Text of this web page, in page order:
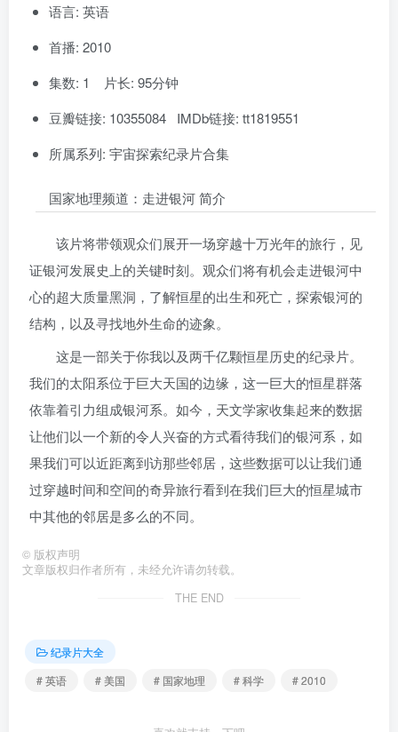
语言: 英语
首播: 2010
集数: 1 片长: 95分钟
豆瓣链接: 10355084 IMDb链接: tt1819551
所属系列: 宇宙探索纪录片合集
国家地理频道：走进银河 简介
该片将带领观众们展开一场穿越十万光年的旅行，见
证银河发展史上的关键时刻。观众们将有机会走进银河中
心的超大质量黑洞，了解恒星的出生和死亡，探索银河的
结构，以及寻找地外生命的迹象。
这是一部关于你我以及两千亿颗恒星历史的纪录片。
我们的太阳系位于巨大天国的边缘，这一巨大的恒星群落
依靠着引力组成银河系。如今，天文学家收集起来的数据
让他们以一个新的令人兴奋的方式看待我们的银河系，如
果我们可以近距离到访那些邻居，这些数据可以让我们通
过穿越时间和空间的奇异旅行看到在我们巨大的恒星城市
中其他的邻居是多么的不同。
© 版权声明
文章版权归作者所有，未经允许请勿转载。
THE END
纪录片大全
# 英语
# 美国 # 国家地理 # 科学 # 2010